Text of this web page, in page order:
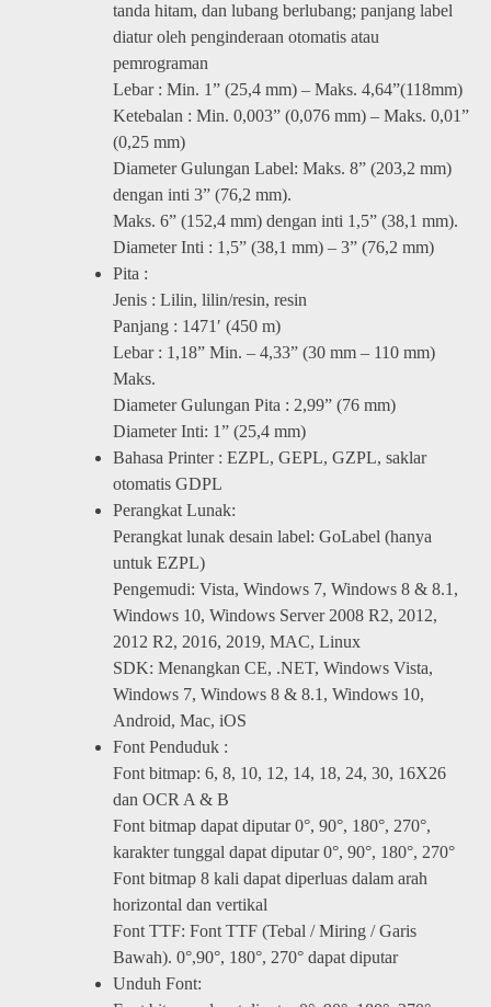
tanda hitam, dan lubang berlubang; panjang label
diatur oleh penginderaan otomatis atau
pemrograman
Lebar : Min. 1” (25,4 mm) – Maks. 4,64”(118mm)
Ketebalan : Min. 0,003” (0,076 mm) – Maks. 0,01”
(0,25 mm)
Diameter Gulungan Label: Maks. 8” (203,2 mm)
dengan inti 3” (76,2 mm).
Maks. 6” (152,4 mm) dengan inti 1,5” (38,1 mm).
Diameter Inti : 1,5” (38,1 mm) – 3” (76,2 mm)
Pita :
Jenis : Lilin, lilin/resin, resin
Panjang : 1471′ (450 m)
Lebar : 1,18” Min. – 4,33” (30 mm – 110 mm)
Maks.
Diameter Gulungan Pita : 2,99” (76 mm)
Diameter Inti: 1” (25,4 mm)
Bahasa Printer : EZPL, GEPL, GZPL, saklar
otomatis GDPL
Perangkat Lunak:
Perangkat lunak desain label: GoLabel (hanya
untuk EZPL)
Pengemudi: Vista, Windows 7, Windows 8 & 8.1,
Windows 10, Windows Server 2008 R2, 2012,
2012 R2, 2016, 2019, MAC, Linux
SDK: Menangkan CE, .NET, Windows Vista,
Windows 7, Windows 8 & 8.1, Windows 10,
Android, Mac, iOS
Font Penduduk :
Font bitmap: 6, 8, 10, 12, 14, 18, 24, 30, 16X26
dan OCR A & B
Font bitmap dapat diputar 0°, 90°, 180°, 270°,
karakter tunggal dapat diputar 0°, 90°, 180°, 270°
Font bitmap 8 kali dapat diperluas dalam arah
horizontal dan vertikal
Font TTF: Font TTF (Tebal / Miring / Garis
Bawah). 0°,90°, 180°, 270° dapat diputar
Unduh Font: